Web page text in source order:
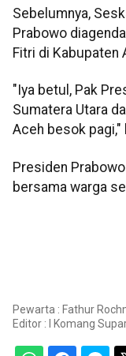
Sebelumnya,
Prabowo
Fitri di Kabupaten
"Iya betul, Pak
Sumatera Utara
Aceh besok pagi,"
Presiden
bersama warga
Pewarta : Fathur
Editor :
I Komang